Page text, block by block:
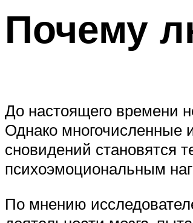
Почему
До настоящего времени
Однако многочисленные
сновидений становятся
психоэмоциональным
По мнению